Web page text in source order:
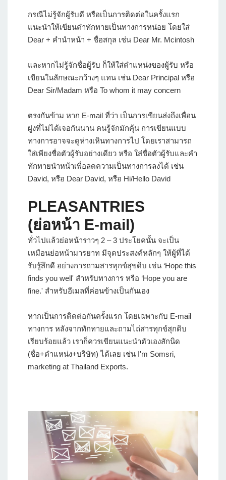
กรณีไม่รู้จักผู้รับดี หรือเป็นการติดต่อในครั้งแรก
แนะนำให้เขียนคำทักทายเป็นทางการหน่อย โดยใส่
Dear + คำนำหน้า + ชื่อสกุล เช่น Dear Mr. Mcintosh
และหากไม่รู้จักชื่อผู้รับ ก็ให้ใส่ตำแหน่งของผู้รับ หรือ
เขียนในลักษณะกว้างๆ แทน เช่น Dear Principal หรือ
Dear Sir/Madam หรือ To whom it may concern
ตรงกันข้าม หาก E-mail ที่ว่า เป็นการเขียนส่งถึงเพื่อน
ฝูงที่ไม่ได้เจอกันนาน คนรู้จักมักคุ้น การเขียนแบบ
ทางการอาจจะดูห่างเหินทางการไป โดยเราสามารถ
ใส่เพียงชื่อตัวผู้รับอย่างเดียว หรือ ใส่ชื่อตัวผู้รับและคำ
ทักทายนำหน้าเพื่อลดความเป็นทางการลงได้ เช่น
David, หรือ Dear David, หรือ Hi/Hello David
PLEASANTRIES
(ย่อหน้า E-mail)
ทั่วไปแล้วย่อหน้าราวๆ 2 – 3 ประโยคนั้น จะเป็น
เหมือนย่อหน้ามารยาท มีจุดประสงค์หลักๆ ให้ผู้ที่ได้
รับรู้สึกดี อย่างการถามสารทุกข์สุขดิบ เช่น ‘Hope this
finds you well' สำหรับทางการ หรือ ‘Hope you are
fine.' สำหรับอีเมลที่ค่อนข้างเป็นกันเอง
หากเป็นการติดต่อกันครั้งแรก โดยเฉพาะกับ E-mail
ทางการ หลังจากทักทายและถามไถ่สารทุกข์สุกดิบ
เรียบร้อยแล้ว เราก็ควรเขียนแนะนำตัวเองสักนิด
(ชื่อ+ตำแหน่ง+บริษัท) ได้เลย เช่น I'm Somsri,
marketing at Thailand Exports.